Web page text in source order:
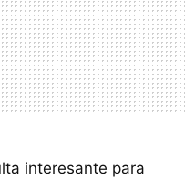
interesante para